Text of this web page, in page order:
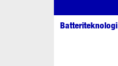
Batteriteknologi